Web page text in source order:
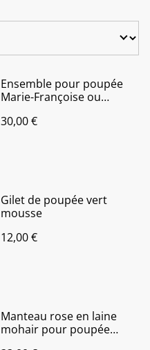
Ensemble pour poupée
Marie-Françoise ou
30,00 €
Gilet de poupée vert
mousse
12,00 €
Manteau rose en laine
mohair pour poupée